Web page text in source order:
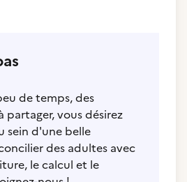
de temps, des
partager, vous désirez
sein d'une belle
des adultes avec
le calcul et le